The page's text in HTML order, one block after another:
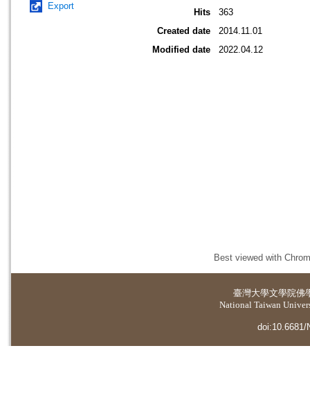
Export
Hits
363
Created date
2014.11.01
Modified date
2022.04.12
Best viewed with
臺灣大學文學院佛
National Taiwan
doi:10.6681/